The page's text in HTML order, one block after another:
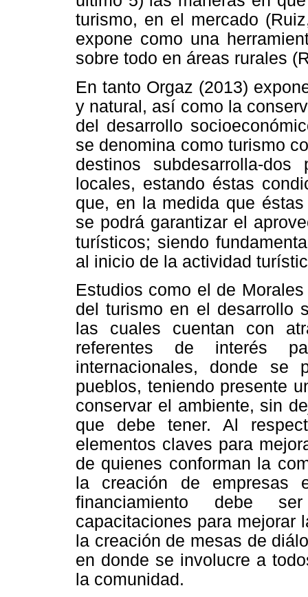
turismo, en el mercado
expone como una
sobre todo en áreas rurales
En tanto Orgaz (2013)
y natural, así como la
del desarrollo
se denomina como turismo
destinos subdesarrolla-
locales, estando éstas
que, en la medida que
se podrá garantizar el
turísticos; siendo
al inicio de la actividad
Estudios como el de
del turismo en el desarrollo
las cuales cuentan con
referentes de interés
internacionales, donde se
pueblos, teniendo presente
conservar el ambiente, sin
que debe tener. Al
elementos claves para
de quienes conforman la
la creación de empresas
financiamiento debe
capacitaciones para mejorar
la creación de mesas de
en donde se involucre a
la comunidad.